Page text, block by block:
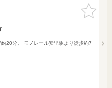
お気に入
りに追加
20分。 モノレール安里駅より徒歩約7